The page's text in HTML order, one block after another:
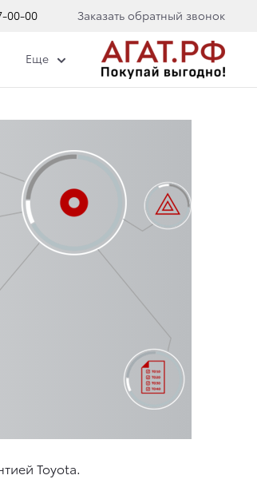
00-00 Заказать обратный звонок
Еще
Toyota.